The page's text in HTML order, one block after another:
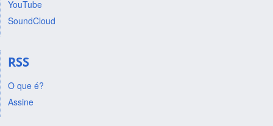
YouTube
SoundCloud
RSS
O que é?
Assine